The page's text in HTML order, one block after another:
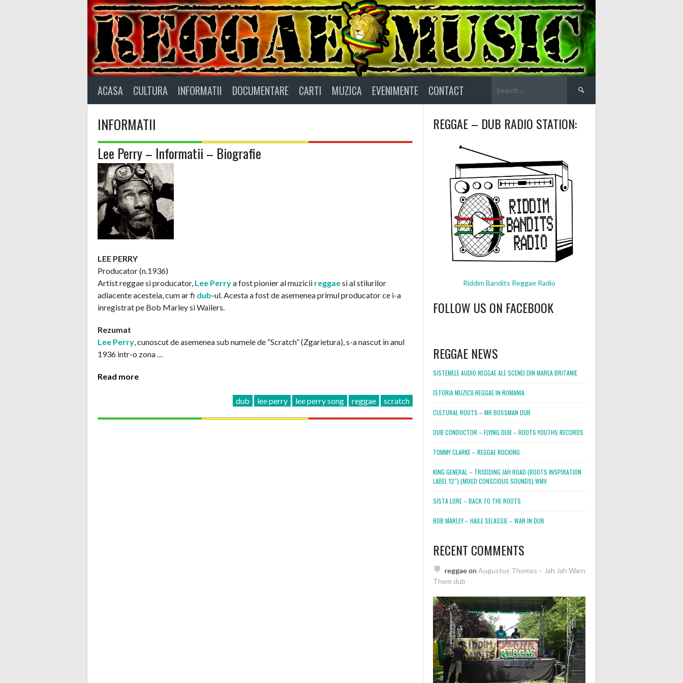
ACASA CULTURA INFORMATII DOCUMENTARE CARTI MUZICA EVENIMENTE CONTACT
for:
INFORMATII
Lee Perry – Informatii – Biografie
LEE PERRY
Producator (n.1936)
Artist reggae si producator, Lee Perrya fost pionier al muzicii reggaesi al stilurilor
adiacente acesteia, cum ar fi dub-ul. Acesta a fost de asemenea primul producator ce i-a
inregistrat pe Bob Marley si Wailers.
Rezumat
Lee Perry, cunoscut de asemenea sub numele de “Scratch” (Zgarietura), s-a nascut in anul
1936 intr-o zona …
Read more
dub lee perry lee perry song reggae scratch
REGGAE – DUB RADIO STATION:
Riddim Bandits Reggae Radio
FOLLOW US ON FACEBOOK
REGGAE NEWS
SISTEMELE AUDIO REGGAE ALE SCENEI DIN MAREA BRITANIE
ISTORIA MUZICII REGGAE IN ROMANIA
CULTURAL ROOTS – MR BOSSMAN DUB
DUB CONDUCTOR – FLYING DUB – ROOTS YOUTHS RECORDS
TOMMY CLARKE – REGGAE ROCKING
KING GENERAL – TRODDING JAH ROAD (ROOTS INSPIRATION
LABEL 12″) (MIXED CONSCIOUS SOUNDS).WMV
SISTA LORE – BACK TO THE ROOTS
BOB MARLEY – HAILE SELASSIE – WAR IN DUB
RECENT COMMENTS
reggaeon Augustus Thomas – Jah Jah Warn
Them dub